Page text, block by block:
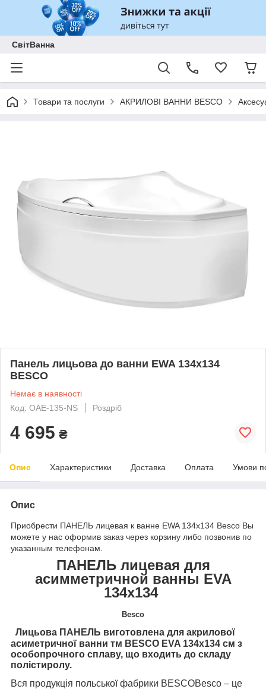
СвітВанна
Товари та послуги АКРИЛОВІ ВАННИ BESCO
Панель лицьова до ванни EWA 134х134
BESCO
Немає в наявності
Код: OAE-135-NS
Роздріб
4 695 ₴
Опис Характеристики Доставка Оплата Умови
Опис
Приобрести ПАНЕЛЬ лицевая к ванне EWA 134х134 Besco Вы
можете у нас оформив заказ через корзину либо позвонив по
указанным телефонам.
ПАНЕЛЬ лицевая для
асимметричной ванны EVA
134х134
Besco
Лицьова ПАНЕЛЬ виготовлена для акрилової
асиметричної ванни тм BESCO EVA 134х134 см з
особопрочного сплаву, що входить до складу
полістиролу.
Вся продукція польської фабрики BESCOBesco – це